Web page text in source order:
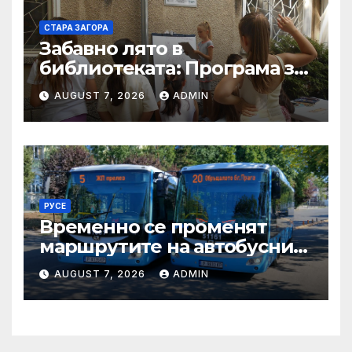
СТАРА ЗАГОРА
Забавно лято в
библиотекатa: Програма за
периода 10.08.2026 –
14.08.2026
AUGUST 7, 2026 ADMIN
РУСЕ
Временно се променят
маршрутите на автобусни
линии № 5 и № 20 заради
строително-ремонтни
дейности
AUGUST 7, 2026 ADMIN